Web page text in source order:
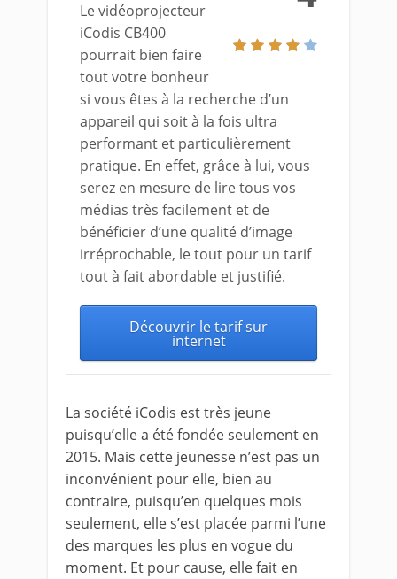
Le vidéoprojecteur
iCodis CB400
pourrait bien faire
tout votre bonheur
si vous êtes à la recherche d’un
appareil qui soit à la fois ultra
performant et particulièrement
pratique. En effet, grâce à lui, vous
serez en mesure de lire tous vos
médias très facilement et de
bénéficier d’une qualité d’image
irréprochable, le tout pour un tarif
tout à fait abordable et justifié.
Découvrir le tarif sur
internet
La société iCodis est très jeune
puisqu’elle a été fondée seulement en
2015. Mais cette jeunesse n’est pas un
inconvénient pour elle, bien au
contraire, puisqu’en quelques mois
seulement, elle s’est placée parmi l’une
des marques les plus en vogue du
moment. Et pour cause, elle fait en